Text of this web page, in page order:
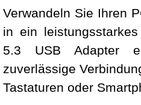
Verwandeln Sie Ihren
in ein
5.3 USB Adapter
zuverlässige
Tastaturen oder